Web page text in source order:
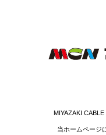
MIYAZAKI
当ホームページ